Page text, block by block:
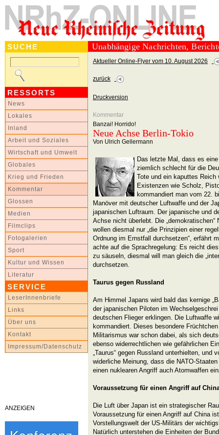
SUCHE
RESSORTS
News
Lokales
Inland
Arbeit und Soziales
Wirtschaft und Umwelt
Globales
Krieg und Frieden
Kommentar
Glossen
Medien
Filmclips
Fotogalerien
Sport
Kultur und Wissen
Literatur
SERVICE
LeserInnenbriefe
Links
Über uns
Kontakt
Impressum/Datenschutz
ANZEIGEN
Unabhängige Nachrichten,
Aktueller Online-Flyer vom 10. August 2026
zurück
Druckversion
Kommentar
Banzai! Horrido!
Neue Achse Berlin-Tokio
Von Ulrich Gellermann
Das letzte Mal, dass es
ziemlich schlecht für die
Tote und ein kaputtes
Existenzen wie Scholz,
kommandiert man vom 22.
Manöver mit deutscher Luftwaffe und der
japanischen Luftraum. Der japanische und
Achse nicht überlebt. Die „demokratischen“
wollen diesmal nur „die Prinzipien einer
Ordnung im Ernstfall durchsetzen“, erfährt
achte auf die Sprachregelung: Es reicht
zu säuseln, diesmal will man gleich die
durchsetzen.
Taurus gegen Russland
Am Himmel Japans wird bald das kernige
der japanischen Piloten im
deutschen Flieger erklingen. Die Luftwaffe
kommandiert. Dieses besondere
Militarismus war schon dabei, als sich
ebenso widerrechtlichen wie gefährlichen
„Taurus“ gegen Russland unterhielten, und
widerliche Meinung, dass die NATO-
einen nuklearen Angriff auch Atomwaffen
Voraussetzung für einen Angriff auf
Die Luft über Japan ist ein strategischer
Voraussetzung für einen Angriff auf China
Vorstellungswelt der US-Militärs der
Natürlich unterstehen die Einheiten der